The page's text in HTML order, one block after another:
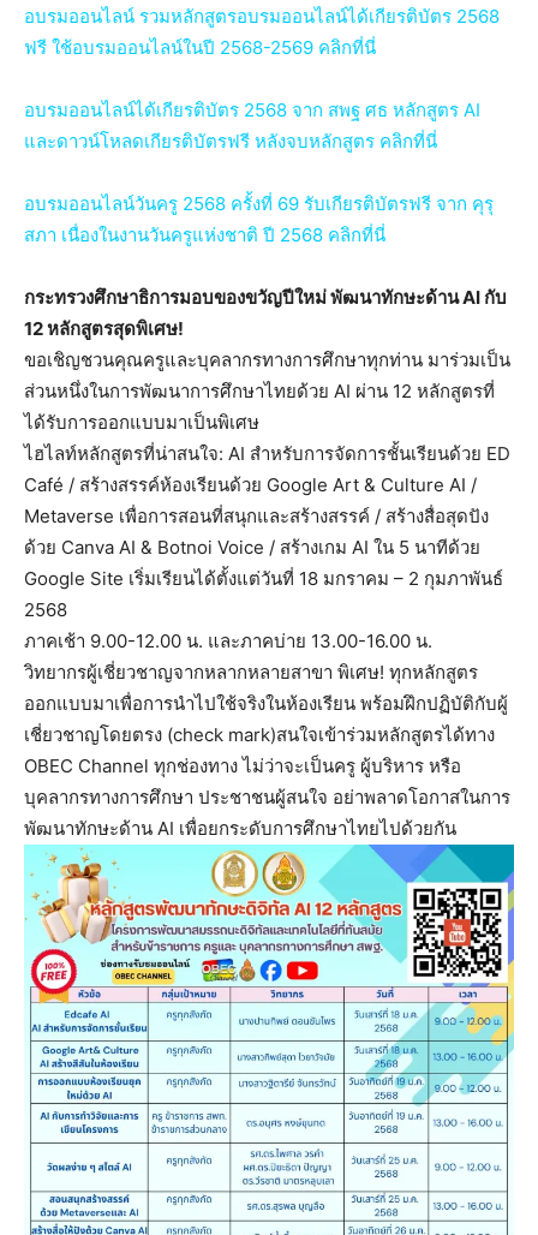
อบรมออนไลน์ รวมหลักสูตรอบรมออนไลน์ได้เกียรติบัตร 2568
ฟรี ใช้อบรมออนไลน์ในปี 2568-2569 คลิกที่นี่
อบรมออนไลน์ได้เกียรติบัตร 2568 จาก สพฐ ศธ หลักสูตร AI
และดาวน์โหลดเกียรติบัตรฟรี หลังจบหลักสูตร คลิกที่นี่
อบรมออนไลน์วันครู 2568 ครั้งที่ 69 รับเกียรติบัตรฟรี จาก คุรุ
สภา เนื่องในงานวันครูแห่งชาติ ปี 2568 คลิกที่นี่
กระทรวงศึกษาธิการมอบของขวัญปีใหม่ พัฒนาทักษะด้าน AI กับ
12 หลักสูตรสุดพิเศษ!
ขอเชิญชวนคุณครูและบุคลากรทางการศึกษาทุกท่าน มาร่วมเป็น
ส่วนหนึ่งในการพัฒนาการศึกษาไทยด้วย AI ผ่าน 12 หลักสูตรที่
ได้รับการออกแบบมาเป็นพิเศษ
ไฮไลท์หลักสูตรที่น่าสนใจ: AI สำหรับการจัดการชั้นเรียนด้วย ED
Café / สร้างสรรค์ห้องเรียนด้วย Google Art & Culture AI /
Metaverse เพื่อการสอนที่สนุกและสร้างสรรค์ / สร้างสื่อสุดปัง
ด้วย Canva AI & Botnoi Voice / สร้างเกม AI ใน 5 นาทีด้วย
Google Site เริ่มเรียนได้ตั้งแต่วันที่ 18 มกราคม – 2 กุมภาพันธ์
2568
ภาคเช้า 9.00-12.00 น. และภาคบ่าย 13.00-16.00 น.
วิทยากรผู้เชี่ยวชาญจากหลากหลายสาขา พิเศษ! ทุกหลักสูตร
ออกแบบมาเพื่อการนำไปใช้จริงในห้องเรียน พร้อมฝึกปฏิบัติกับผู้
เชี่ยวชาญโดยตรง (check mark)สนใจเข้าร่วมหลักสูตรได้ทาง
OBEC Channel ทุกช่องทาง ไม่ว่าจะเป็นครู ผู้บริหาร หรือ
บุคลากรทางการศึกษา ประชาชนผู้สนใจ อย่าพลาดโอกาสในการ
พัฒนาทักษะด้าน AI เพื่อยกระดับการศึกษาไทยไปด้วยกัน